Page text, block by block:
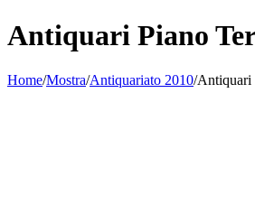
Antiquari Piano
Home/Mostra/Antiquariato 2010/Antiquari